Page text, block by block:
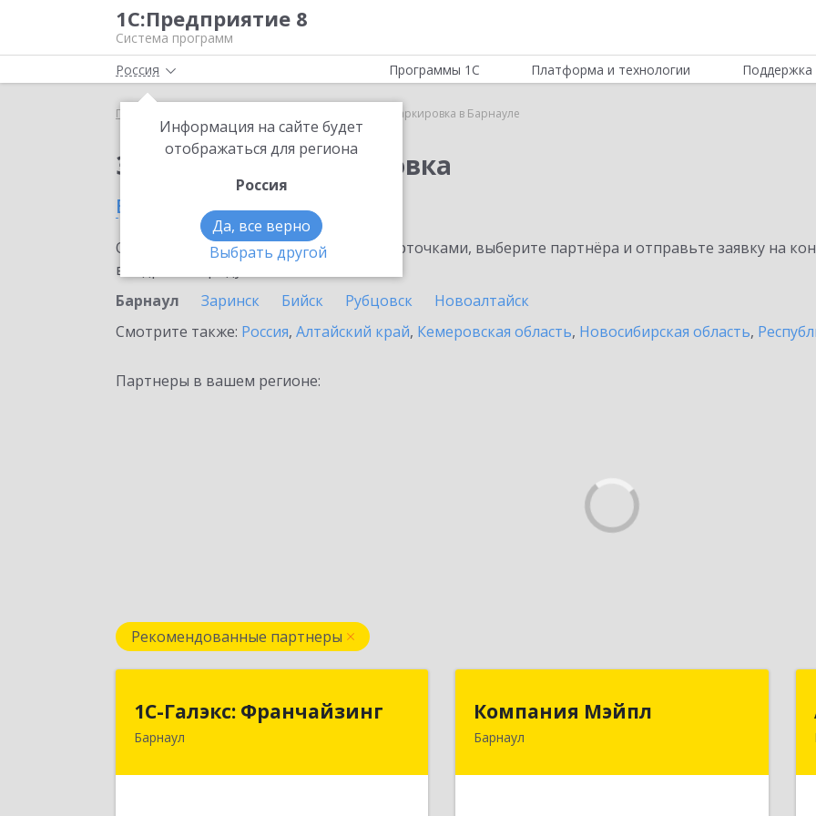
1С:Предприятие 8
Система программ
Россия
Информация на сайте будет
отображаться для региона
Россия
Да, все верно
Выбрать другой
Программы 1С Платформа и технологии Поддержка
Главная 1С:Маркировка в Барнауле
Заказать 1С:Маркировка
в Барнауле
Ознакомьтесь с информационными карточками, выберите партнёра и отправьте заявку на
внедрение продукта.
Барнаул
Заринск Бийск Рубцовск
Новоалтайск
Смотрите также: Россия, Алтайский край, Кемеровская область, Новосибирская область,
Партнеры в вашем регионе:
Рекомендованные партнеры
1С-Галэкс: Франчайзинг
Барнаул
1С-Галэкс: Франчайзинг
656015, Алтайский край, Барнаул г,
Компания Мэйпл
Барнаул
Компания Мэйпл
656038, Алтайский край, Барнаул г,